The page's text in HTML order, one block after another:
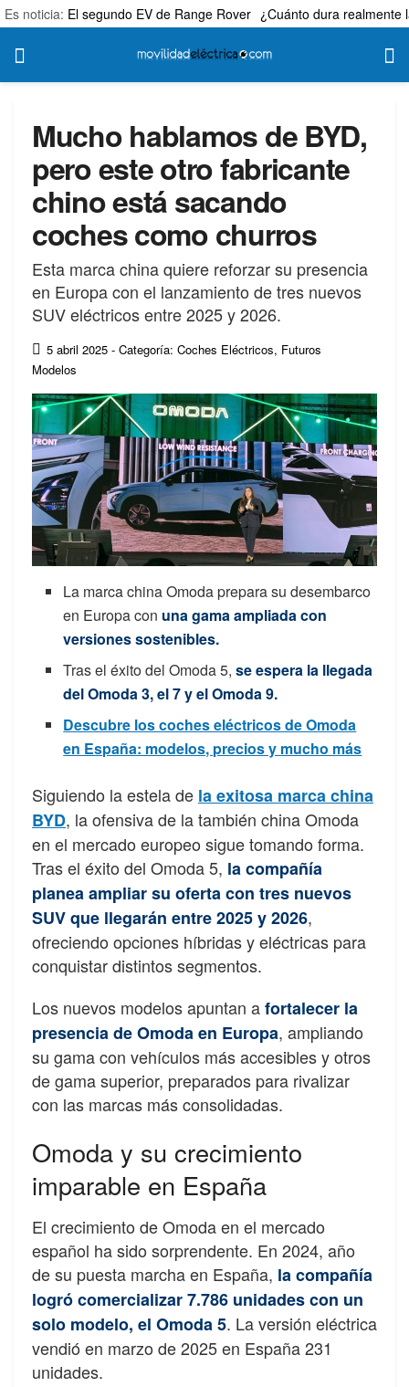
Es noticia: El segundo EV de Range Rover ¿Cuánto dura realmente
Mucho hablamos de BYD,
pero este otro fabricante
chino está sacando
coches como churros
Esta marca china quiere reforzar su presencia
en Europa con el lanzamiento de tres nuevos
SUV eléctricos entre 2025 y 2026.
5 abril 2025 - Categoría: Coches Eléctricos, Futuros
Modelos
La marca china Omoda prepara su desembarco
en Europa con una gama ampliada con
versiones sostenibles.
Tras el éxito del Omoda 5,se espera la llegada
del Omoda 3, el 7 y el Omoda 9.
Descubre los coches eléctricos de Omoda
en España: modelos, precios y mucho más
Siguiendo la estela de la exitosa marca china
BYD, la ofensiva de la también china Omoda
en el mercado europeo sigue tomando forma.
Tras el éxito del Omoda 5, la compañía
planea ampliar su oferta con tres nuevos
SUV que llegarán entre 2025 y 2026,
ofreciendo opciones híbridas y eléctricas para
conquistar distintos segmentos.
Los nuevos modelos apuntan afortalecer la
presencia de Omoda en Europa, ampliando
su gama con vehículos más accesibles y otros
de gama superior, preparados para rivalizar
con las marcas más consolidadas.
Omoda y su crecimiento
imparable en España
El crecimiento de Omoda en el mercado
español ha sido sorprendente. En 2024, año
de su puesta marcha en España, la compañía
logró comercializar 7.786 unidades con un
solo modelo, el Omoda 5. La versión eléctrica
vendió en marzo de 2025 en España 231
unidades.